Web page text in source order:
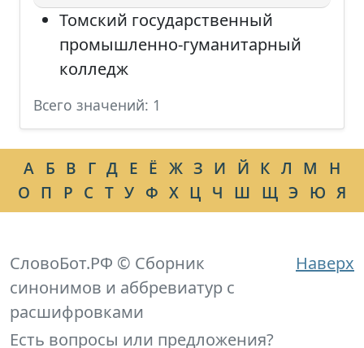
Томский государственный
промышленно-гуманитарный
колледж
Всего значений: 1
А Б В Г Д Е Ё Ж З И Й К Л М
Н
О П Р С Т У Ф Х Ц Ч Ш Щ Э Ю Я
Наверх
СловоБот.РФ © Сборник
синонимов и аббревиатур с
расшифровками
Есть вопросы или предложения?